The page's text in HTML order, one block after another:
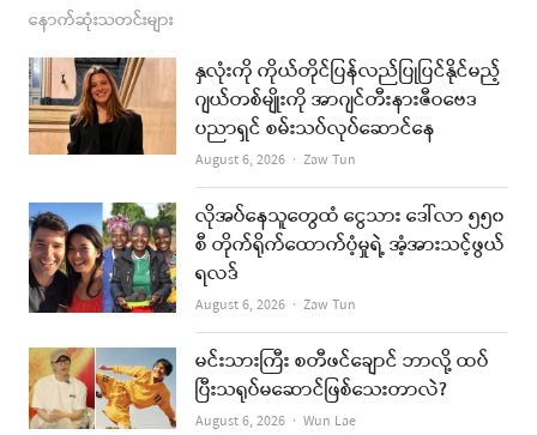
c
e
b
o
k
s
t
a
g
a
m
s
t
u
b
e
i
l
နောက်ဆုံးသတင်းများ
နှလုံးကို ကိုယ်တိုင်ပြန်လည်ပြုပြင်နိုင်မည့်
ဂျယ်တစ်မျိုးကို အာဂျင်တီးနားဇီဝဗေဒ
ပညာရှင် စမ်းသပ်လုပ်ဆောင်နေ
August 6, 2026 Author
Zaw Tun
လိုအပ်နေသူတွေထံ ငွေသား ဒေါ်လာ ၅၅၀
စီ တိုက်ရိုက်ထောက်ပံ့မှုရဲ့ အံ့အားသင့်ဖွယ်
ရလဒ်
August 6, 2026 Author
Zaw Tun
မင်းသားကြီး စတီဖင်ချောင် ဘာလို့ ထပ်
ပြီးသရုပ်မဆောင်ဖြစ်သေးတာလဲ?
August 6, 2026 Author
Wun Lae